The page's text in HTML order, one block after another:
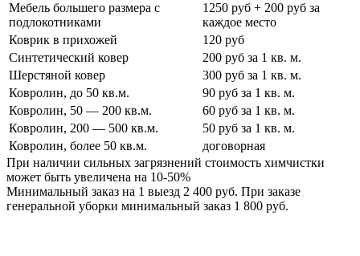
Мебель большего размера с
подлокотниками
1250 руб + 200 руб за
каждое место
Коврик в прихожей
120 руб
Синтетический ковер
200 руб за 1 кв. м.
Шерстяной ковер
300 руб за 1 кв. м.
Ковролин, до 50 кв.м.
90 руб за 1 кв. м.
Ковролин, 50 — 200 кв.м.
60 руб за 1 кв. м.
Ковролин, 200 — 500 кв.м.
50 руб за 1 кв. м.
Ковролин, более 50 кв.м.
договорная
При наличии сильных загрязнений стоимость химчистки
может быть увеличена на 10-50%
Минимальный заказ на 1 выезд 2 400 руб. При заказе
генеральной уборки минимальный заказ 1 800 руб.